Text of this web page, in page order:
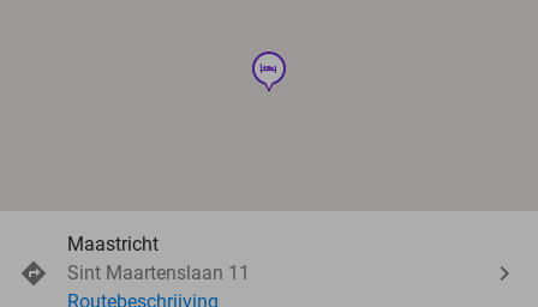
hotel
Maastricht
Sint Maartenslaan 11
Routebeschrijving